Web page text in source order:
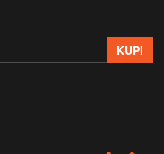
KUPI